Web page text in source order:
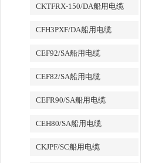
CKTFRX-150/DA船用电缆
CFH3PXF/DA船用电缆
CEF92/SA船用电缆
CEF82/SA船用电缆
CEFR90/SA船用电缆
CEH80/SA船用电缆
CKJPF/SC船用电缆